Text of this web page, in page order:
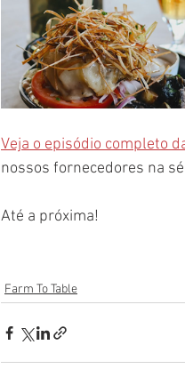
Veja o episódio completo
nossos fornecedores na
Até a próxima!
Farm To Table